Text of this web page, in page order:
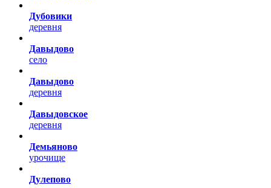
Дубовики
деревня
Давыдово
село
Давыдово
деревня
Давыдовское
деревня
Демьяново
урочище
Дулепово